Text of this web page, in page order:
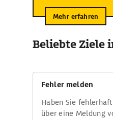
Mehr erfahren
Beliebte Ziele
Fehler melden
Haben Sie
über eine Meldung